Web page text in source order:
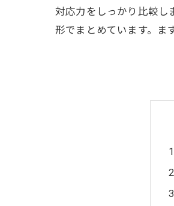
対応力をしっかり比較し
形でまとめています。ま